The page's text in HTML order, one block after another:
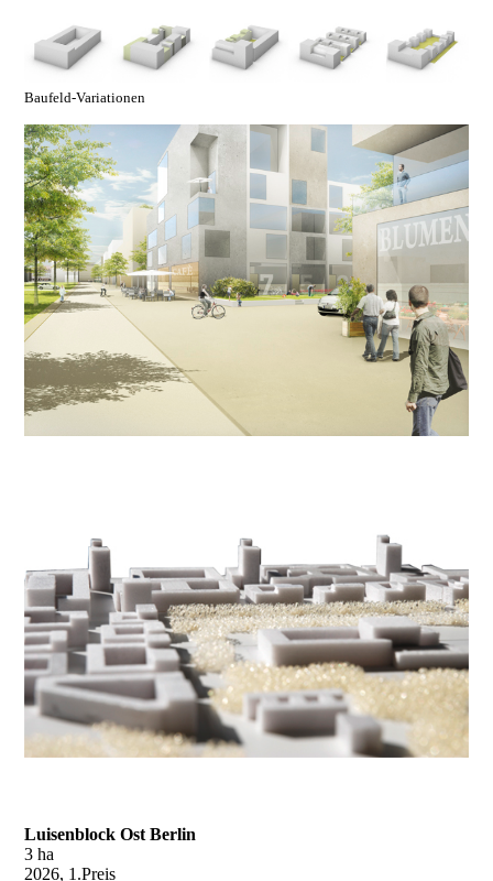
Baufeld-Variationen
Luisenblock Ost Berlin
3 ha
2026, 1.Preis